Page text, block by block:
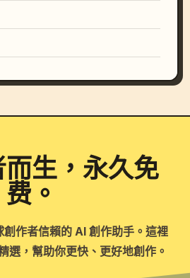
生，永久免
费。
作者信賴的 AI 創作助手。這裡
選，幫助你更快、更好地創作。